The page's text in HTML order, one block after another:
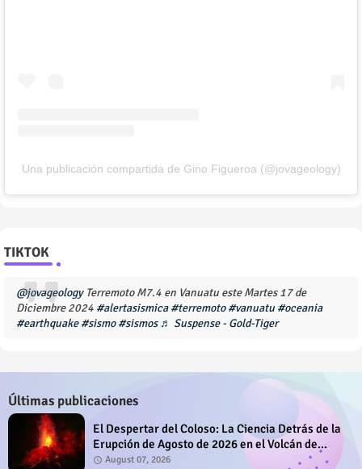
Una publicación compartida de Gino Figueroa (@jovageology)
TIKTOK
@jovageologyTerremoto M7.4 en Vanuatu este Martes 17 de
Diciembre 2024 #alertasismica #terremoto #vanuatu #oceania
#earthquake #sismo #sismos ♬ Suspense - Gold-Tiger
Últimas publicaciones
El Despertar del Coloso: La Ciencia Detrás de la
Erupción de Agosto de 2026 en el Volcán de
Fuego
August 07, 2026